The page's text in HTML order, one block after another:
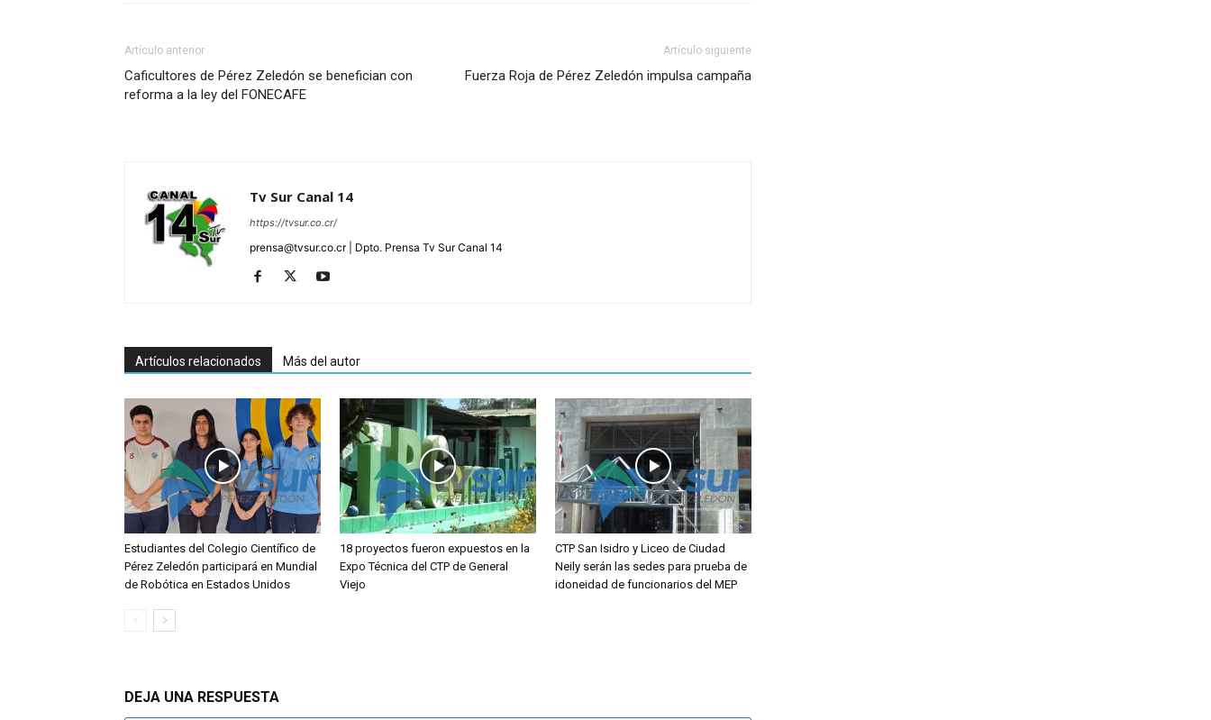
Artículo anterior
Caficultores de Pérez Zeledón se benefician con
reforma a la ley del FONECAFE
Artículo siguiente
Fuerza Roja de Pérez Zeledón impulsa campaña
Tv Sur Canal 14
https://tvsur.co.cr/
prensa@tvsur.co.cr | Dpto. Prensa Tv Sur Canal 14
Artículos relacionados Más del autor
Estudiantes del Colegio Científico de
Pérez Zeledón participará en Mundial
de Robótica en Estados Unidos
18 proyectos fueron expuestos en la
Expo Técnica del CTP de General
Viejo
CTP San Isidro y Liceo de Ciudad
Neily serán las sedes para prueba de
idoneidad de funcionarios del MEP
DEJA UNA RESPUESTA